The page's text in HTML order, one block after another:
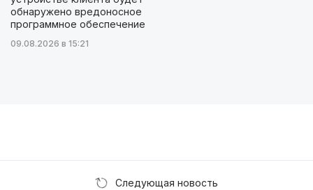
обнаружено вредоносное
программное обеспечение
09.08.2026 в 15:21
Следующая новость